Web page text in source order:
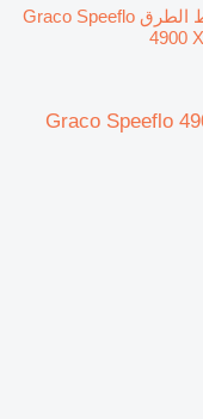
ماكينة تخطيط الطرق Graco Speeflo
4900
Graco Speeflo